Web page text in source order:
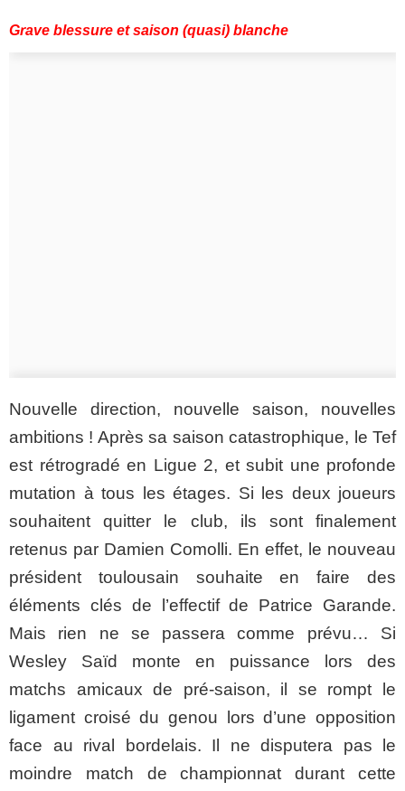
Grave blessure et saison (quasi) blanche
Nouvelle direction, nouvelle saison, nouvelles
ambitions ! Après sa saison catastrophique, le Tef
est rétrogradé en Ligue 2, et subit une profonde
mutation à tous les étages. Si les deux joueurs
souhaitent quitter le club, ils sont finalement
retenus par Damien Comolli. En effet, le nouveau
président toulousain souhaite en faire des
éléments clés de l’effectif de Patrice Garande.
Mais rien ne se passera comme prévu… Si
Wesley Saïd monte en puissance lors des
matchs amicaux de pré-saison, il se rompt le
ligament croisé du genou lors d’une opposition
face au rival bordelais. Il ne disputera pas le
moindre match de championnat durant cette